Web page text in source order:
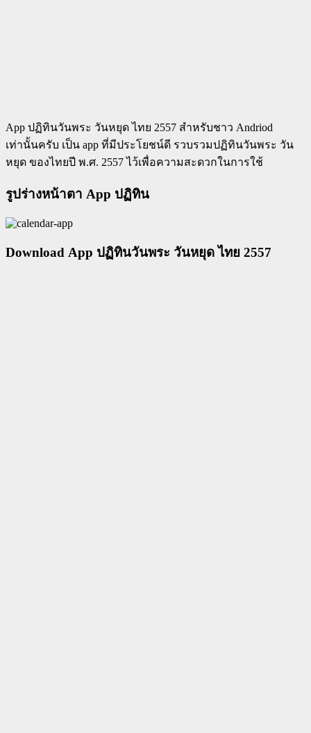
App ปฏิทินวันพระ วันหยุด ไทย 2557 สำหรับชาว Andriod
เท่านั้นครับ เป็น app ที่มีประโยชน์ดี รวบรวมปฏิทินวันพระ วัน
หยุด ของไทยปี พ.ศ. 2557 ไว้เพื่อความสะดวกในการใช้
รูปร่างหน้าตา App ปฏิทิน
Download App ปฏิทินวันพระ วันหยุด ไทย 2557